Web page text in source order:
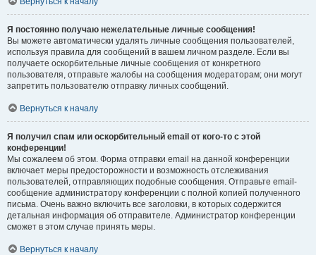
Я постоянно получаю нежелательные личные сообщения!
Вы можете автоматически удалять личные сообщения пользователей,
используя правила для сообщений в вашем личном разделе. Если вы
получаете оскорбительные личные сообщения от конкретного
пользователя, отправьте жалобы на сообщения модераторам; они могут
запретить пользователю отправку личных сообщений.
Вернуться к началу
Я получил спам или оскорбительный email от кого-то с этой
конференции!
Мы сожалеем об этом. Форма отправки email на данной конференции
включает меры предосторожности и возможность отслеживания
пользователей, отправляющих подобные сообщения. Отправьте email-
сообщение администратору конференции с полной копией полученного
письма. Очень важно включить все заголовки, в которых содержится
детальная информация об отправителе. Администратор конференции
сможет в этом случае принять меры.
Вернуться к началу